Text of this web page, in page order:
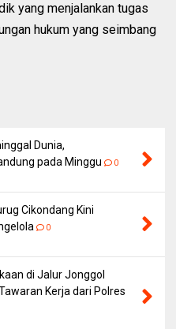
yang menjalankan tugas
hukum yang seimbang
Dunia,
pada Minggu
0
Cikondang Kini
0
di Jalur Jonggol
Kerja dari Polres